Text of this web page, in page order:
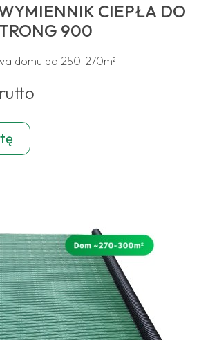
CIEPŁA DO
900
domu do 250-270m²